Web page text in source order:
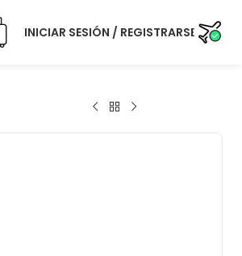
INICIAR SESIÓN / REGISTRARSE